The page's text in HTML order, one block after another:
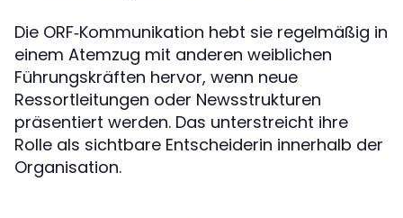
Die ORF‑Kommunikation hebt sie regelmäßig in
einem Atemzug mit anderen weiblichen
Führungskräften hervor, wenn neue
Ressortleitungen oder Newsstrukturen
präsentiert werden. Das unterstreicht ihre
Rolle als sichtbare Entscheiderin innerhalb der
Organisation.